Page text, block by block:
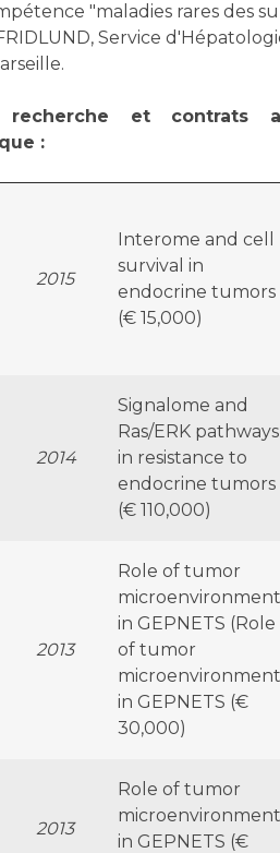
"maladies rares des
Service
et contrats
:
2015
Interome and cell
survival in
endocrine tumors
(€ 15,000)
2014
Signalome and
Ras/ERK pathways
in resistance to
endocrine tumors
(€ 110,000)
2013
Role of tumor
microenvironment
in GEPNETS (Role
of tumor
microenvironment
in GEPNETS (€
30,000)
2013
Role of tumor
microenvironment
in GEPNETS (€